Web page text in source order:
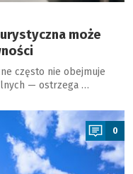
może
często nie obejmuje
— ostrzega …
0